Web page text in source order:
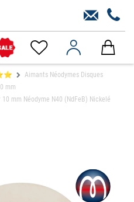
Aimants Néodymes Disques
mm
mm Néodyme N40 (NdFeB) Nickelé